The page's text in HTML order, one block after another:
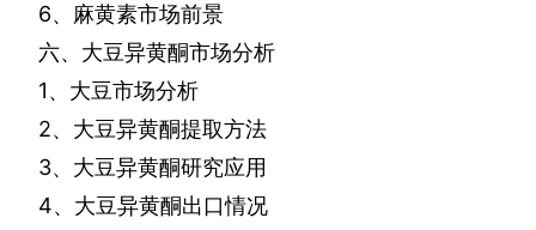
6、麻黄素市场前景
六、大豆异黄酮市场分析
1、大豆市场分析
2、大豆异黄酮提取方法
3、大豆异黄酮研究应用
4、大豆异黄酮出口情况